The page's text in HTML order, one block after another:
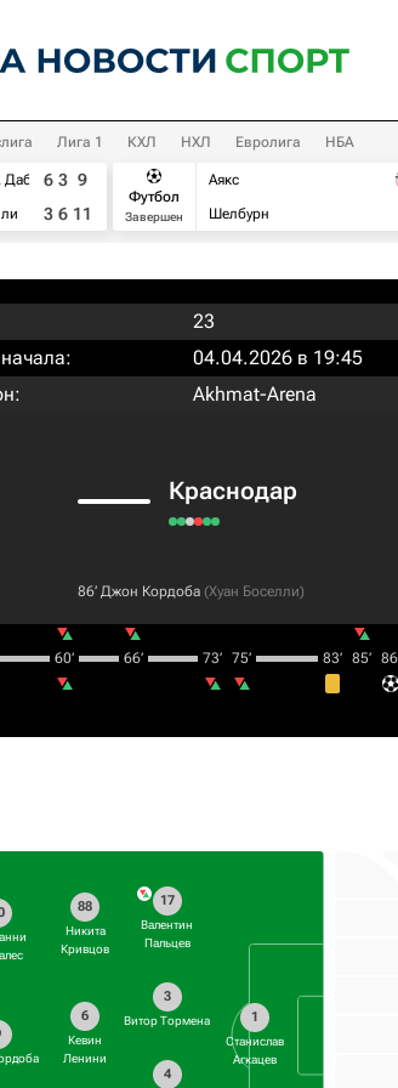
Лига 1 КХЛ НХЛ Евролига НБА
Дабровски
6 3 9
3 6 11
Футбол
Завершен
Аякс
Шелбурн
23
04.04.2026 в 19:45
Akhmat-Arena
Краснодар
86‎’‎ Джон Кордоба (Хуан Боселли)
60‎’‎ 66‎’‎ 73‎’‎ 75‎’‎ 83‎’‎ 85‎’‎
1
Станислав
Агкацев
17
Валентин
Пальцев
3
Витор Тормена
4
88
Никита
Кривцов
6
Кевин
Ленини